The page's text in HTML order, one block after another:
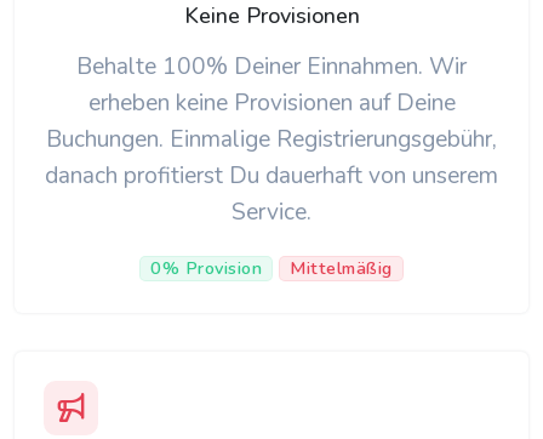
Keine Provisionen
Behalte 100% Deiner Einnahmen. Wir
erheben keine Provisionen auf Deine
Buchungen. Einmalige Registrierungsgebühr,
danach profitierst Du dauerhaft von unserem
Service.
0% Provision Mittelmäßig